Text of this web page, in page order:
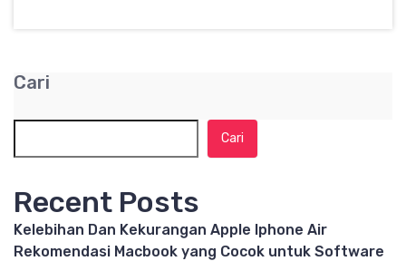
Cari
Cari
Recent Posts
Kelebihan Dan Kekurangan Apple Iphone Air
Rekomendasi Macbook yang Cocok untuk Software